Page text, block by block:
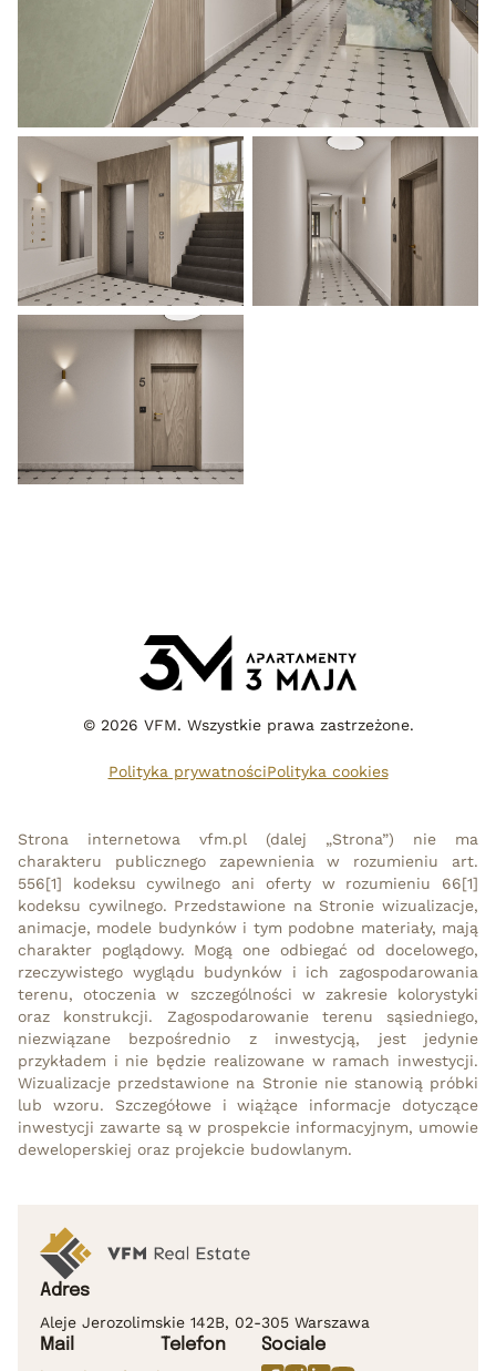
© 2026 VFM. Wszystkie prawa zastrzeżone.
Polityka prywatnościPolityka cookies
Strona internetowa vfm.pl (dalej „Strona”) nie ma
charakteru publicznego zapewnienia w rozumieniu art.
556[1] kodeksu cywilnego ani oferty w rozumieniu 66[1]
kodeksu cywilnego. Przedstawione na Stronie wizualizacje,
animacje, modele budynków i tym podobne materiały, mają
charakter poglądowy. Mogą one odbiegać od docelowego,
rzeczywistego wyglądu budynków i ich zagospodarowania
terenu, otoczenia w szczególności w zakresie kolorystyki
oraz konstrukcji. Zagospodarowanie terenu sąsiedniego,
niezwiązane bezpośrednio z inwestycją, jest jedynie
przykładem i nie będzie realizowane w ramach inwestycji.
Wizualizacje przedstawione na Stronie nie stanowią próbki
lub wzoru. Szczegółowe i wiążące informacje dotyczące
inwestycji zawarte są w prospekcie informacyjnym, umowie
deweloperskiej oraz projekcie budowlanym.
Adres
Aleje Jerozolimskie 142B, 02-305 Warszawa
Mail Telefon Sociale